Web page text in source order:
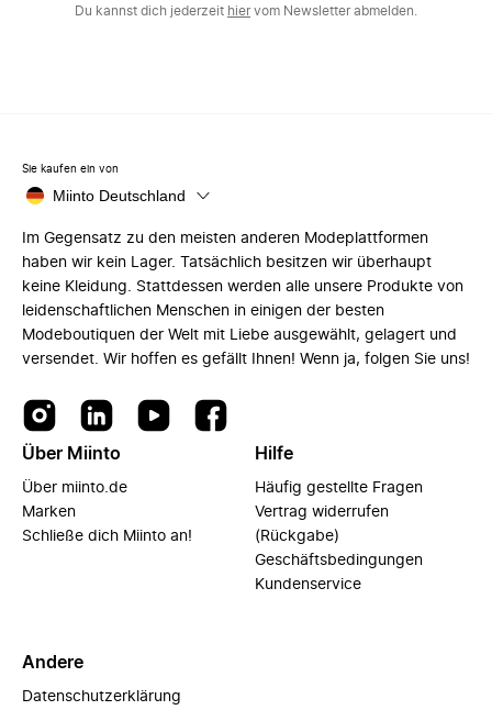
Du kannst dich jederzeit hiervom Newsletter abmelden.
Sie kaufen ein von
Miinto Deutschland
Im Gegensatz zu den meisten anderen Modeplattformen
haben wir kein Lager. Tatsächlich besitzen wir überhaupt
keine Kleidung. Stattdessen werden alle unsere Produkte von
leidenschaftlichen Menschen in einigen der besten
Modeboutiquen der Welt mit Liebe ausgewählt, gelagert und
versendet. Wir hoffen es gefällt Ihnen! Wenn ja, folgen Sie uns!
Über Miinto
Über miinto.de
Marken
Schließe dich Miinto an!
Hilfe
Häufig gestellte Fragen
Vertrag widerrufen
(Rückgabe)
Geschäftsbedingungen
Kundenservice
Andere
Datenschutzerklärung